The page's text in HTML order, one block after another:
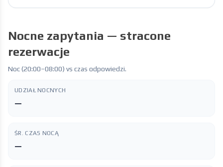
Nocne zapytania — stracone
rezerwacje
Noc (20:00–08:00) vs czas odpowiedzi.
UDZIAŁ NOCNYCH
—
ŚR. CZAS NOCĄ
—